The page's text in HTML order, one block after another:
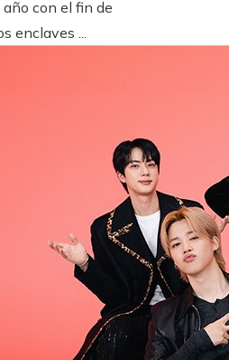
con el fin de
enclaves ...